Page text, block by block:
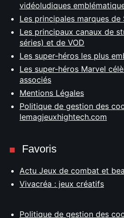
vidéoludiques
Les principales marques de
Les principaux canaux de
séries) et de VOD
Les super-héros les plus
Les super-héros Marvel
associés
Mentions Légales
Politique de gestion des
lemagjeuxhightech.com
Favoris
Actu Jeux de combat et
Vivacréa : jeux créatifs
Politique de gestion des